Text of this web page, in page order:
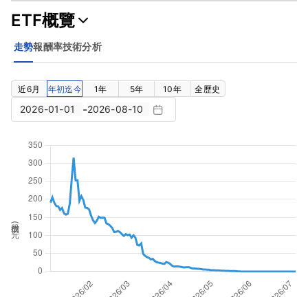
ETF概覽
走勢報酬率技術分析
近6月 年初迄今 1年 5年 10年 全歷史
-
股價(元)